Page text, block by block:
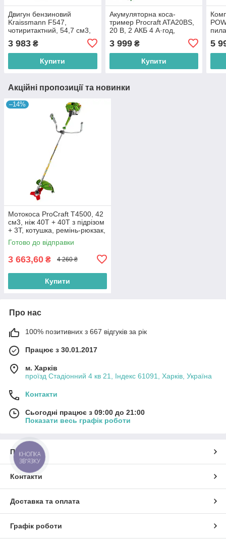
Двигун бензиновий
Kraissmann F547,
чотиритактний, 54,7 см3,
3 983 ₴
Купити
Акумуляторна коса-
тример Procraft ATA20BS,
20 В, 2 АКБ 4 А·год,
безщіткова, велосипедна
ручка, 420 мм
3 999₴
Купити
5
Акційні пропозиції та новинки
–14%
Мотокоса ProCraft T4500, 42
см3, ніж 40Т + 40Т з підрізом
+ 3T, котушка, ремінь-рюкзак,
бензокоса
Готово до відправки
3 663,60 ₴ 4 260 ₴
Купити
Про нас
100% позитивних з 667 відгуків за рік
Працює з 30.01.2017
м. Харків
проїзд Стадіонний 4 кв 21, Індекс 61091, Харків, Україна
Контакти
Сьогодні працює з 09:00 до 21:00
Показати весь графік роботи
Про нас
Контакти
Доставка та оплата
Графік роботи
КНОПКА
ЗВ'ЯЗКУ